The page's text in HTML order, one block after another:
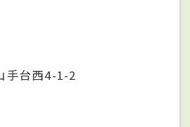
手台西4-1-2